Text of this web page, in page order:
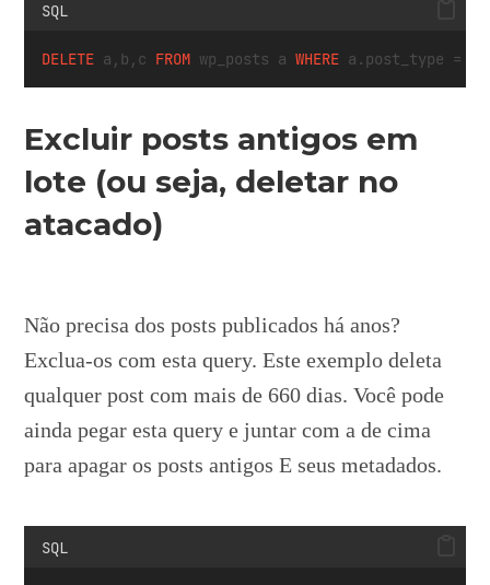
SQL
DELETE a,b,c FROM wp_posts a WHERE a.post_type =
Excluir posts antigos em
lote (ou seja, deletar no
atacado)
Não precisa dos posts publicados há anos?
Exclua-os com esta query. Este exemplo deleta
qualquer post com mais de 660 dias. Você pode
ainda pegar esta query e juntar com a de cima
para apagar os posts antigosE seus metadados.
SQL